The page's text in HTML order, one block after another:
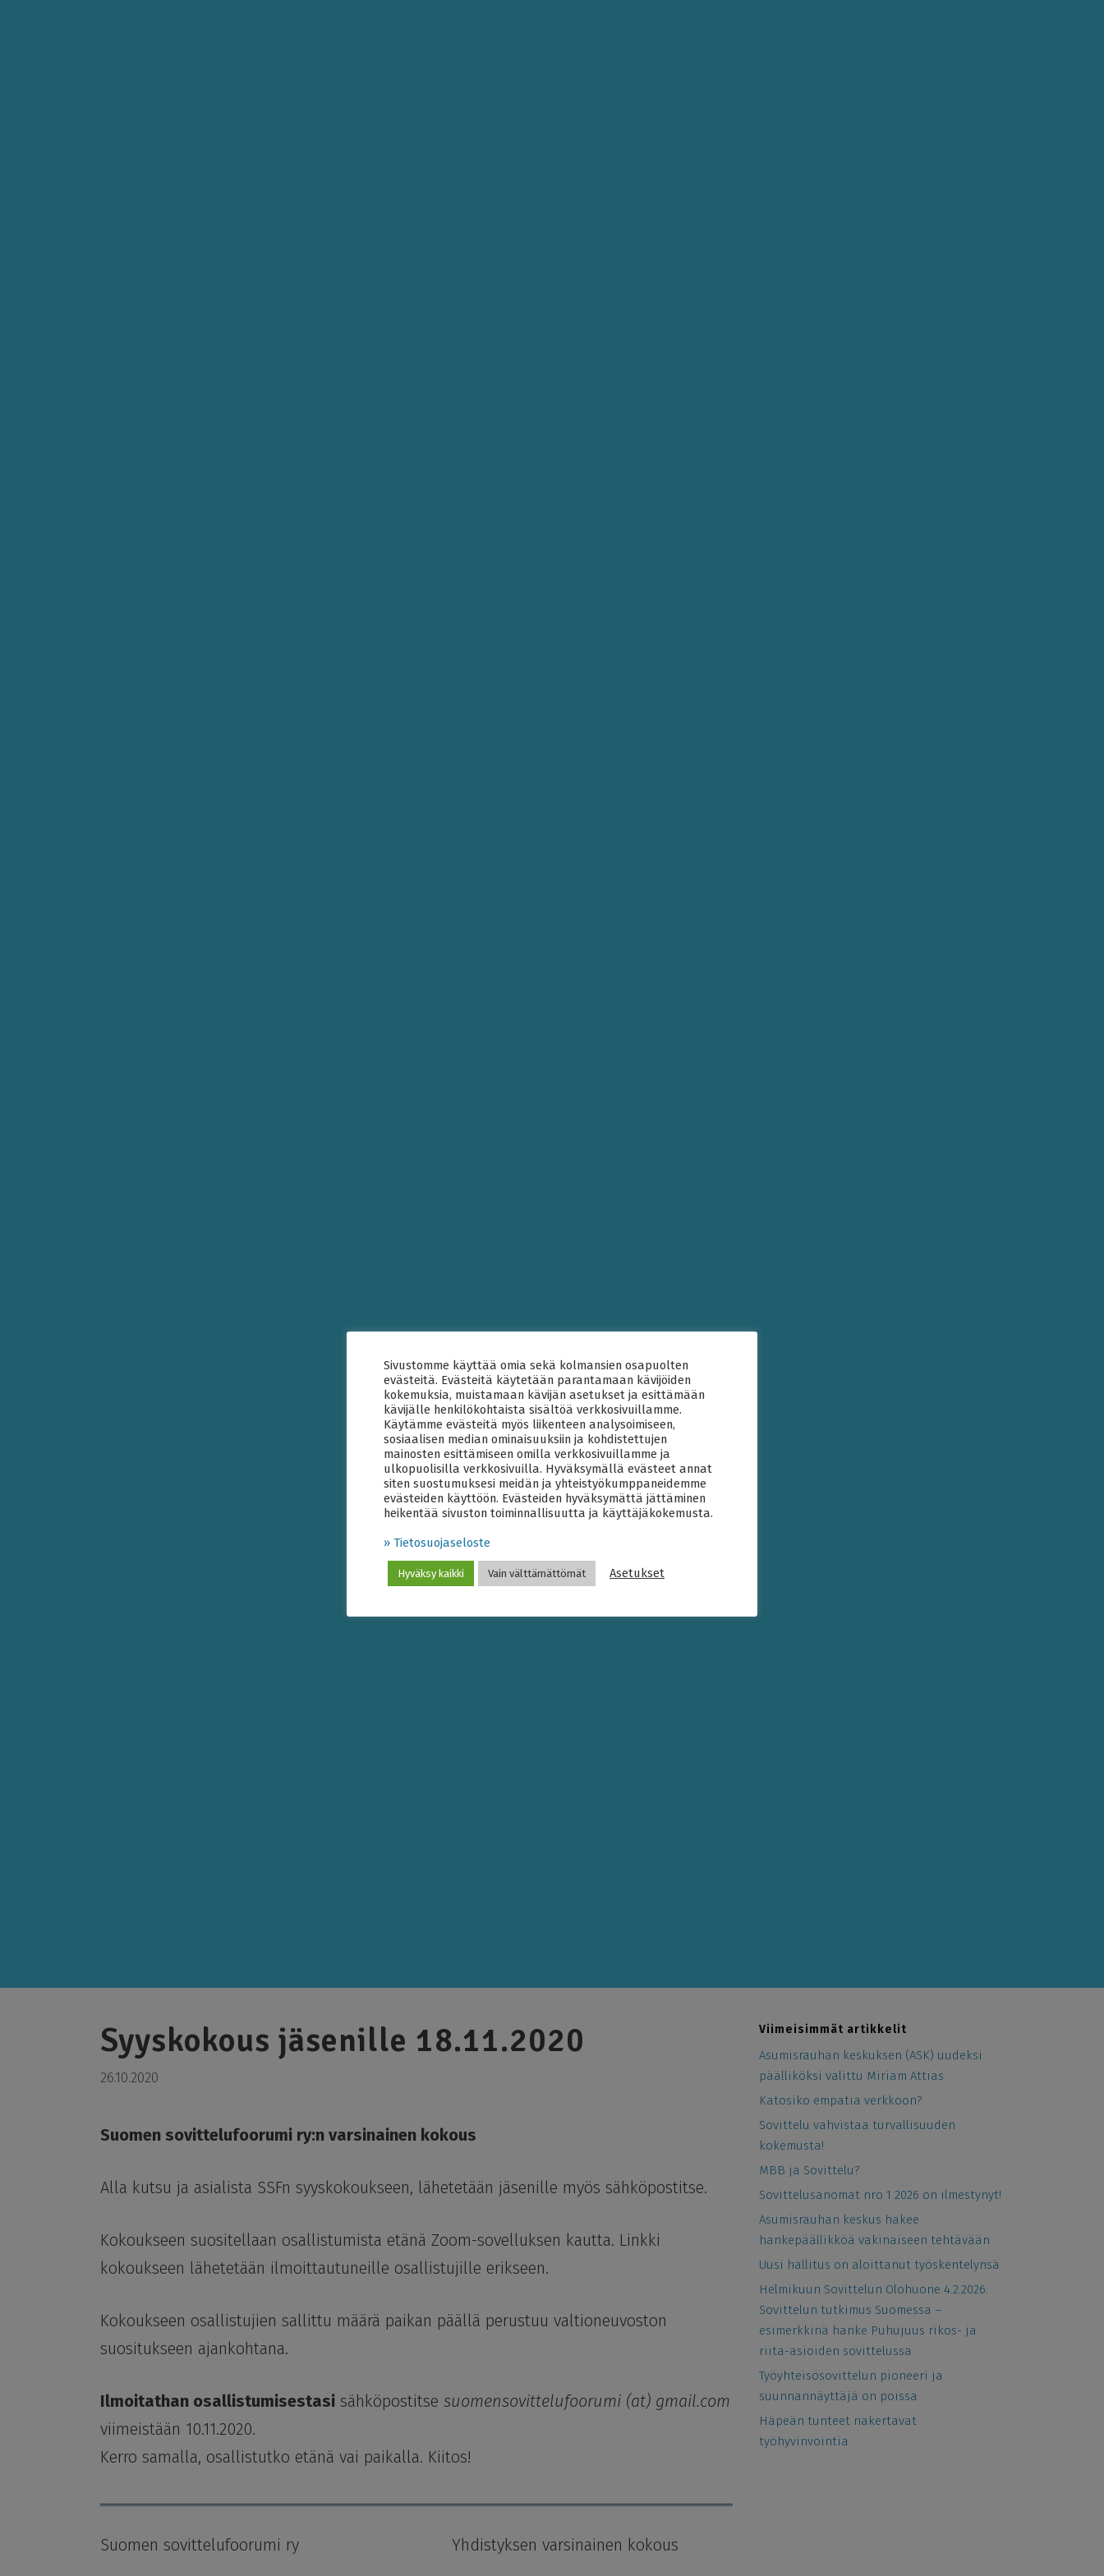
Syyskokous jäsenille 18.11.2020
26.10.2020
Suomen sovittelufoorumi ry:n varsinainen kokous
Alla kutsu ja asialista SSFn syyskokoukseen, lähetetään jäsenille myös sähköpostitse.
Kokoukseen suositellaan osallistumista etänä Zoom-sovelluksen kautta. Linkki
kokoukseen lähetetään ilmoittautuneille osallistujille erikseen.
Kokoukseen osallistujien sallittu määrä paikan päällä perustuu valtioneuvoston
suositukseen ajankohtana.
Ilmoitathan osallistumisestasi sähköpostitse suomensovittelufoorumi (at) gmail.com
viimeistään 10.11.2020.
Kerro samalla, osallistutko etänä vai paikalla. Kiitos!
Suomen sovittelufoorumi ry Yhdistyksen varsinainen kokous
Viimeisimmät artikkelit
Asumisrauhan keskuksen (ASK) uudeksi
päälliköksi valittu Miriam Attias
Katosiko empatia verkkoon?
Sovittelu vahvistaa turvallisuuden
kokemusta!
MBB ja Sovittelu?
Sovittelusanomat nro 1 2026 on ilmestynyt!
Asumisrauhan keskus hakee
hankepäällikköä vakinaiseen tehtävään
Uusi hallitus on aloittanut työskentelynsä
Helmikuun Sovittelun Olohuone 4.2.2026:
Sovittelun tutkimus Suomessa –
esimerkkinä hanke Puhujuus rikos- ja
riita-asioiden sovittelussa
Työyhteisösovittelun pioneeri ja
suunnannäyttäjä on poissa
Häpeän tunteet nakertavat
työhyvinvointia
Sivustomme käyttää omia sekä kolmansien osapuolten
evästeitä. Evästeitä käytetään parantamaan kävijöiden
kokemuksia, muistamaan kävijän asetukset ja esittämään
kävijälle henkilökohtaista sisältöä verkkosivuillamme.
Käytämme evästeitä myös liikenteen analysoimiseen,
sosiaalisen median ominaisuuksiin ja kohdistettujen
mainosten esittämiseen omilla verkkosivuillamme ja
ulkopuolisilla verkkosivuilla. Hyväksymällä evästeet annat
siten suostumuksesi meidän ja yhteistyökumppaneidemme
evästeiden käyttöön. Evästeiden hyväksymättä jättäminen
heikentää sivuston toiminnallisuutta ja käyttäjäkokemusta.
» Tietosuojaseloste
Hyväksy kaikki Vain välttämättömät Asetukset